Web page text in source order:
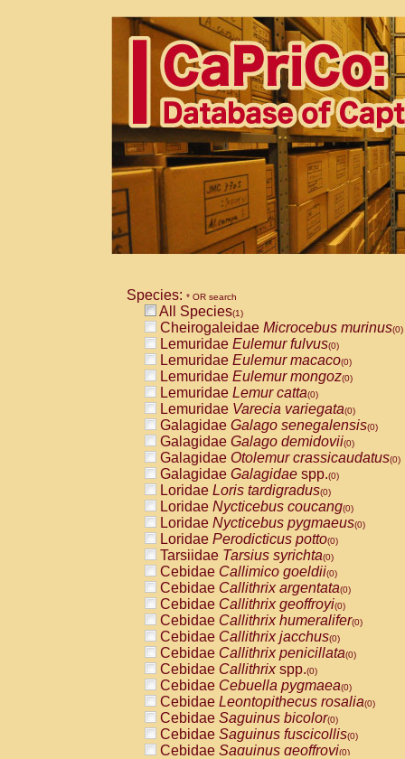
Species: * OR search
All Species(1)
Cheirogaleidae Microcebus murinus(0)
Lemuridae Eulemur fulvus(0)
Lemuridae Eulemur macaco(0)
Lemuridae Eulemur mongoz(0)
Lemuridae Lemur catta(0)
Lemuridae Varecia variegata(0)
Galagidae Galago senegalensis(0)
Galagidae Galago demidovii(0)
Galagidae Otolemur crassicaudatus(0)
Galagidae Galagidae spp.(0)
Loridae Loris tardigradus(0)
Loridae Nycticebus coucang(0)
Loridae Nycticebus pygmaeus(0)
Loridae Perodicticus potto(0)
Tarsiidae Tarsius syrichta(0)
Cebidae Callimico goeldii(0)
Cebidae Callithrix argentata(0)
Cebidae Callithrix geoffroyi(0)
Cebidae Callithrix humeralifer(0)
Cebidae Callithrix jacchus(0)
Cebidae Callithrix penicillata(0)
Cebidae Callithrixspp.(0)
Cebidae Cebuella pygmaea(0)
Cebidae Leontopithecus rosalia(0)
Cebidae Saguinus bicolor(0)
Cebidae Saguinus fuscicollis(0)
Cebidae Saguinus geoffroyi(0)